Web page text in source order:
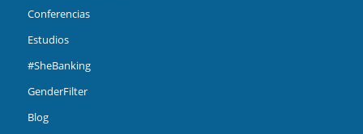
Conferencias
Estudios
#SheBanking
GenderFilter
Blog